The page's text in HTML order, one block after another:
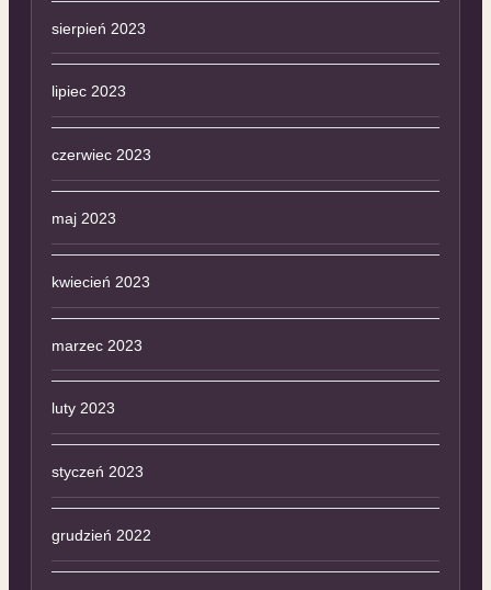
sierpień 2023
lipiec 2023
czerwiec 2023
maj 2023
kwiecień 2023
marzec 2023
luty 2023
styczeń 2023
grudzień 2022